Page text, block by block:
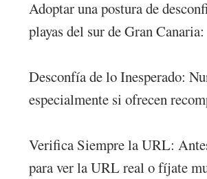
Adoptar una postura de
playas del sur de Gran Canaria:
Desconfía de lo Inesperado:
especialmente si ofrecen
Verifica Siempre la URL:
para ver la URL real o fíjate